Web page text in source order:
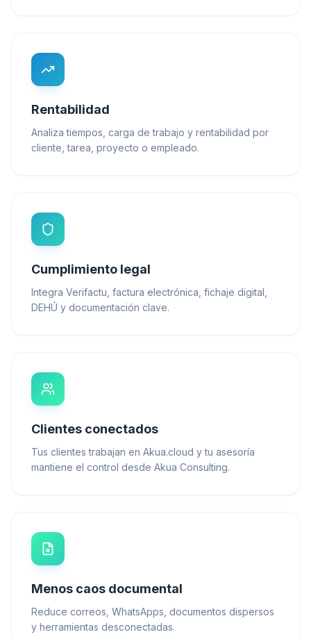
Rentabilidad
Analiza tiempos, carga de trabajo y rentabilidad por
cliente, tarea, proyecto o empleado.
Cumplimiento legal
Integra Verifactu, factura electrónica, fichaje digital,
DEHÚ y documentación clave.
Clientes conectados
Tus clientes trabajan en Akua.cloud y tu asesoría
mantiene el control desde Akua Consulting.
Menos caos documental
Reduce correos, WhatsApps, documentos dispersos
y herramientas desconectadas.